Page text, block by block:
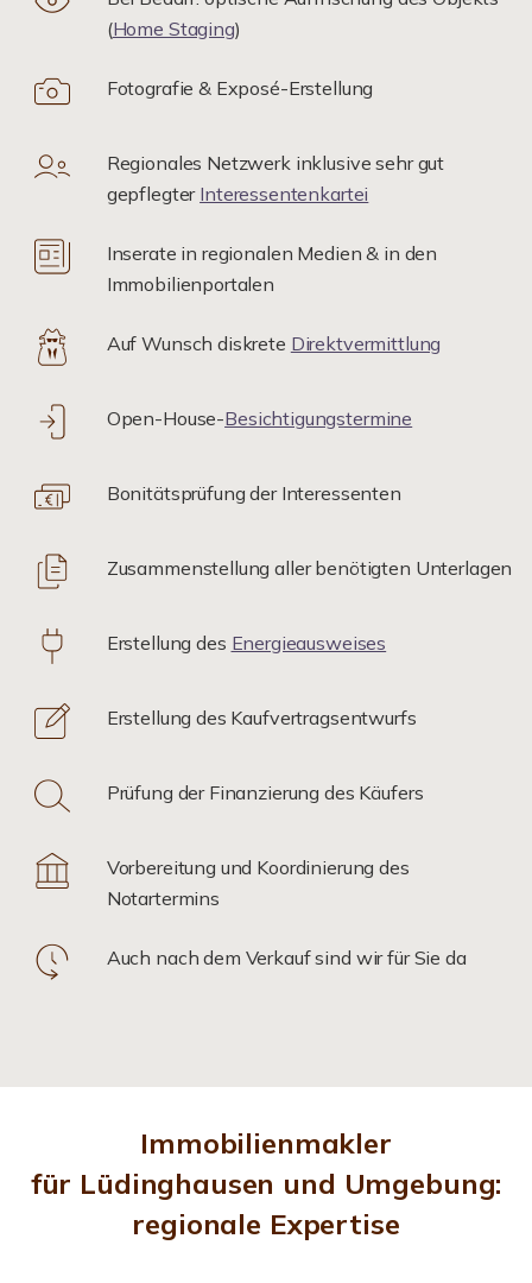
(Home Staging)
Fotografie & Exposé-Erstellung
Regionales Netzwerk inklusive sehr gut
gepflegter Interessentenkartei
Inserate in regionalen Medien & in den
Immobilienportalen
Auf Wunsch diskrete Direktvermittlung
Open-House-Besichtigungstermine
Bonitätsprüfung der Interessenten
Zusammenstellung aller benötigten Unterlagen
Erstellung des Energieausweises
Erstellung des Kaufvertragsentwurfs
Prüfung der Finanzierung des Käufers
Vorbereitung und Koordinierung des
Notartermins
Auch nach dem Verkauf sind wir für Sie da
Immobilienmakler
für Lüdinghausen und Umgebung:
regionale Expertise